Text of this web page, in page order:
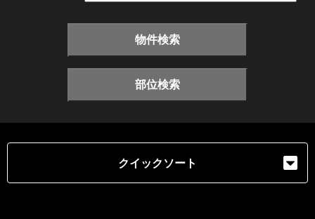
物件検索
部位検索
クイックソート